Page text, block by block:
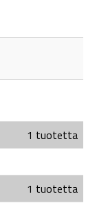
1 tuotetta
1 tuotetta